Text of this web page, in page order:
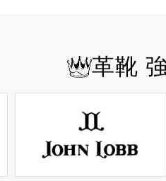
革靴